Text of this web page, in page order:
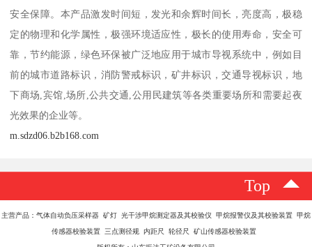
安全保障。本产品激发时间短，发光和余辉时间长，亮度高，极稳
定的物理和化学属性，极强环境适应性，极长的使用寿命，安全可
靠，节约能源，绿色环保被广泛地应用于城市导视系统中，例如目
前的城市道路标识，消防警戒标识，矿井标识，交通导视标识，地
下商场,宾馆,场所,公共交通,公用民建筑等各类重要场所和需要起夜
光效果的企业等。
m.sdzd06.b2b168.com
Top
主营产品：气体自动负压采样器 矿灯 光干涉甲烷测定器及其校验仪 甲烷报警仪及其校验装置 甲烷
传感器校验装置 三点测径规 内距尺 轮径尺 矿山传感器校验装置